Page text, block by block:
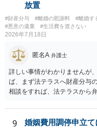
放置
#財産分与 #離婚の慰謝料 #離婚す
#悪意の遺棄
#生活費を渡さない
2026年7月18日
匿名A 弁護士
詳しい事情がわかりませんが
ば、まず法テラスへ財産分与
相談をすれば、法テラスから
す。
9 婚姻費用調停申立て